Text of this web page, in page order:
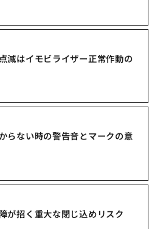
滅はイモビライザー正常作動の
らない時の警告音とマークの意
が招く重大な閉じ込めリスク